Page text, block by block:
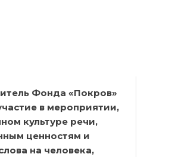
Фонда «Покров»
в мероприятии,
культуре речи,
ценностям и
на человека,